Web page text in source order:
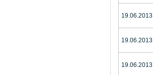
19.06.2013
19.06.2013
19.06.2013